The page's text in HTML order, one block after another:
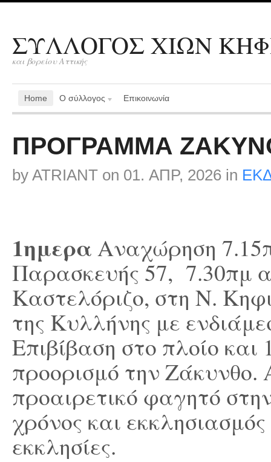
ΣΥΛΛΟΓΟΣ ΧΙΩΝ
και βορείου Αττικής
Home Ο σύλλογος Επικοινωνία
ΠΡΟΓΡΑΜΜΑ
by ATRIANT on 01. ΑΠΡ, 2026 in
1ημεραΑναχώρηση
Παρασκευής 57, 7.30πμ
Καστελόριζο, στη Ν.
της Κυλλήνης με
Επιβίβαση στο πλοίο
προορισμό την Ζάκυνθο.
προαιρετικό φαγητό
χρόνος και
εκκλησίες.